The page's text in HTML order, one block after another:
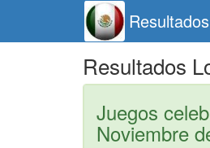
Resultados
Juegos
Noviembre